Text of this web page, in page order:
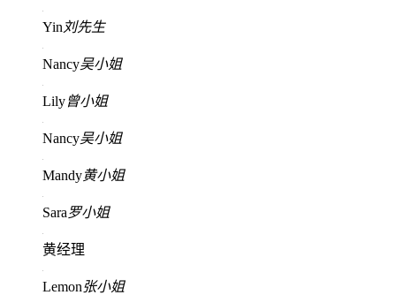
Yin 刘先生
Nancy吴小姐
Lily曾小姐
Nancy吴小姐
Mandy黄小姐
Sara罗小姐
黄经理
Lemon张小姐